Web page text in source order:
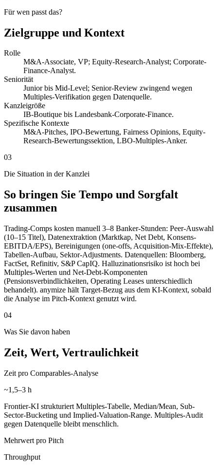
Für wen passt das?
Zielgruppe und Kontext
Rolle
M&A-Associate, VP; Equity-Research-Analyst; Corporate-
Finance-Analyst.
Seniorität
Junior bis Mid-Level; Senior-Review zwingend wegen
Multiples-Verifikation gegen Datenquelle.
Kanzleigröße
IB-Boutique bis Landesbank-Corporate-Finance.
Spezifische Kontexte
M&A-Pitches, IPO-Bewertung, Fairness Opinions, Equity-
Research-Bewertungssektion, LBO-Multiples-Anker.
03
Die Situation in der Kanzlei
So bringen Sie Tempo und Sorgfalt
zusammen
Trading-Comps kosten manuell 3–8 Banker-Stunden: Peer-Auswahl
(10–15 Titel), Datenextraktion (Marktkap, Net Debt, Konsens-
EBITDA/EPS), Bereinigungen (one-offs, Acquisition-Mix-Effekte),
Tabellen-Aufbau, Sektor-Adjustments. Datenquellen: Bloomberg,
FactSet, Refinitiv, S&P CapIQ. Halluzinationsrisiko ist hoch bei
Multiples-Werten und Net-Debt-Komponenten
(Pensionsverbindlichkeiten, Operating Leases unterschiedlich
behandelt). anymize hält Target-Bezug aus dem KI-Kontext, sobald
die Analyse im Pitch-Kontext genutzt wird.
04
Was Sie davon haben
Zeit, Wert, Vertraulichkeit
Zeit pro Comparables-Analyse
~1,5–3 h
Frontier-KI strukturiert Multiples-Tabelle, Median/Mean, Sub-
Sector-Bucketing und Implied-Valuation-Range. Multiples-Audit
gegen Datenquelle bleibt menschlich.
Mehrwert pro Pitch
Throughput